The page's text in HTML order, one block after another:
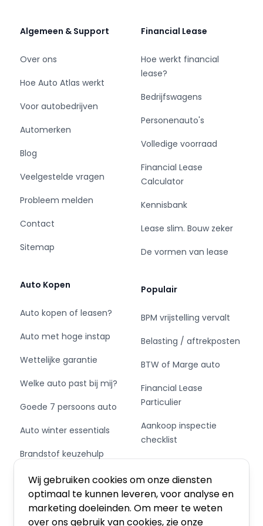
Wij gebruiken cookies om onze diensten
optimaal te kunnen leveren, voor analyse en
marketing doeleinden. Om meer te weten
over ons gebruik van cookies, zie onze
bepaal zelf wanneer je zonder boete overstapt
naar een elektrische bedrijfswagen.
Sluit je contract af wanneer het jou schikt.
Of dat nu na 12, 25 of 41 maanden is... het maakt
ons niets uit.
Bij Eurocars krijg je geen last van Milieuzones.
Onze klanten waarderen ons met een 4.9 van
helmond@eurocars.nl.
Met vriendelijke groet,
Algemeen & Support
Over ons
Hoe Auto Atlas werkt
Voor autobedrijven
Automerken
Blog
Veelgestelde vragen
Probleem melden
Contact
Sitemap
Auto Kopen
Auto kopen of leasen?
Auto met hoge instap
Wettelijke garantie
Welke auto past bij mij?
Goede 7 persoons auto
Auto winter essentials
Brandstof keuzehulp
Schakel of automaat?
Financial Lease
Hoe werkt financial
lease?
Bedrijfswagens
Personenauto's
Volledige voorraad
Financial Lease
Calculator
Kennisbank
Lease slim. Bouw zeker
De vormen van lease
Populair
BPM vrijstelling vervalt
Belasting / aftrekposten
BTW of Marge auto
Financial Lease
Particulier
Aankoop inspectie
checklist
Private Leasen,
Financieren of Kopen?